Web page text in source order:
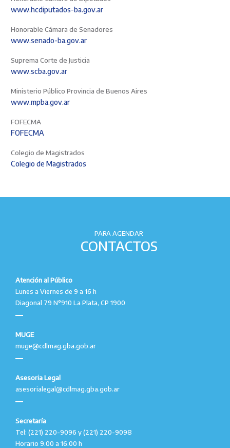
www.hcdiputados-ba.gov.ar
Honorable Cámara de Senadores
www.senado-ba.gov.ar
Suprema Corte de Justicia
www.scba.gov.ar
Ministerio Público Provincia de Buenos Aires
www.mpba.gov.ar
FOFECMA
FOFECMA
Colegio de Magistrados
Colegio de Magistrados
PARA AGENDAR
CONTACTOS
Atención al Público
Lunes a Viernes de 9 a 16 h
Diagonal 79 N°910 La Plata, CP 1900
MUGE
muge@cdlmag.gba.gob.ar
Asesoria Legal
asesorialegal@cdlmag.gba.gob.ar
Secretaría
Tel: (221) 220-9096 y (221) 220-9098
Horario 9.00 a 16.00 h